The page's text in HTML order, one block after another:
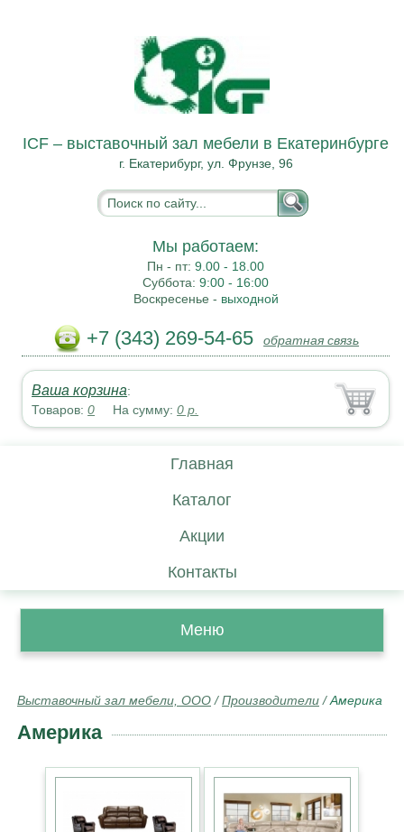
ICF – выставочный зал мебели в Екатеринбурге
г. Екатерибург, ул. Фрунзе, 96
Мы работаем:
Пн - пт:9.00 - 18.00
Суббота:9:00 - 16:00
Воскресенье - выходной
+7 (343) 269-54-65 обратная связь
Ваша корзина:
Товаров:0 На сумму:0 р.
Главная
Каталог
Акции
Контакты
Меню
Выставочный зал мебели, ООО /Производители /Америка
Америка